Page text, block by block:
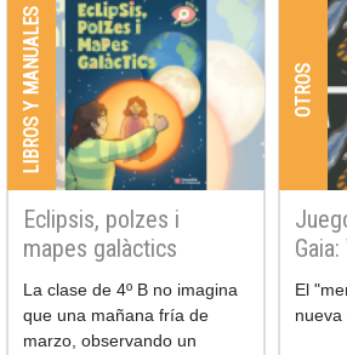
LIBROS Y MANUALES
Eclipsis, polzes i
mapes galàctics
La clase de 4º B no imagina
que una mañana fría de
marzo, observando un
OTROS
El
nueva